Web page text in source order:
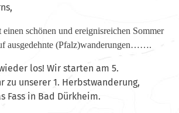
schönen und ereignisreichen Sommer
ausgedehnte (Pfalz)wanderungen…….
los! Wir starten am 5.
zu unserer 1. Herbstwanderung,
Fass in Bad Dürkheim.